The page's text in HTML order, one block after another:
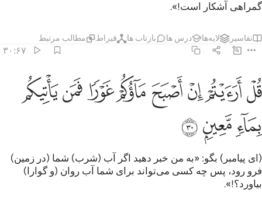
گمراهی آشکار است!».
تفاسیر لایه‌ها درس ها بازتاب ها قیراط مطالب مرتبط
۳۰:۶۷
قل ارايتم ان اصبح ماوكم غورا فمن ياتيكم بماء معين ٣٠
قُلْ أَرَءَيْتُمْ إِنْ أَصْبَحَ مَآؤُكُمْ غَوْرًۭا فَمَن يَأْتِيكُم بِمَآءٍۢ مَّعِينٍۭ ٣٠
ﱮﱯﱰﱱﱲﱳﱴﱵ
ﱶﱷﱸ
(ای پیامبر) بگو: «به من خبر دهید اگر آب (شرب) شما (در زمین)
فرو رود، پس چه کسی می‌تواند برای شما آب روان (و گوارا)
بیاورد؟!».